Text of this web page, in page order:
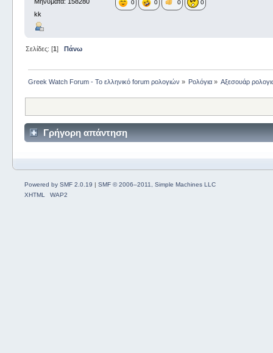
kk
0 0 0 0
Σελίδες: [1] Πάνω
Greek Watch Forum - Το ελληνικό forum ρολογιών » Ρολόγια » Αξεσουάρ
Γρήγορη απάντηση
Powered by SMF 2.0.19 | SMF © 2006–2011, Simple Machines LLC
XHTML
WAP2